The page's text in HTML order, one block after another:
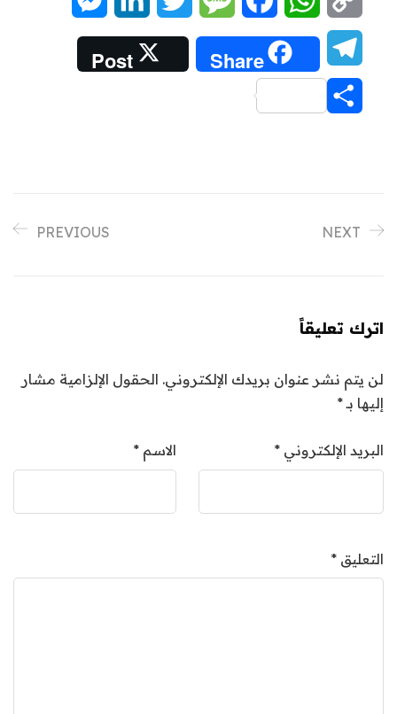
Link
Telegram
Share
Post
PREVIOUS NEXT
اترك تعليقاً
لن يتم نشر عنوان بريدك الإلكتروني. الحقول الإلزامية مشار
إليها بـ*
الاسم * البريد الإلكتروني *
التعليق *